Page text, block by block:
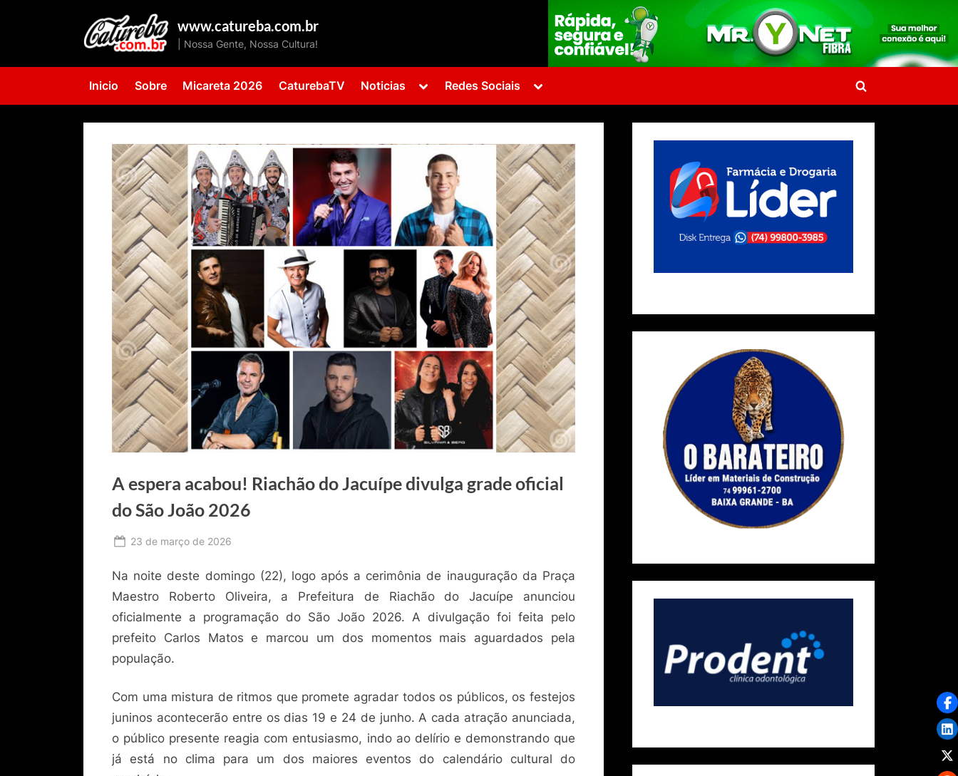
www.catureba.com.br
| Nossa Gente, Nossa Cultura!
Inicio Sobre Micareta 2026 CaturebaTV Noticias
Toggle
menu
Redes Sociais
Toggle
menu
Toggle
A espera acabou! Riachão do Jacuípe divulga grade oficial
do São João 2026
Posted
23 de março de 2026
Catureba
Na noite deste domingo (22), logo após a cerimônia de inauguração da Praça
Maestro Roberto Oliveira, a Prefeitura de Riachão do Jacuípe anunciou
oficialmente a programação do São João 2026. A divulgação foi feita pelo
prefeito Carlos Matos e marcou um dos momentos mais aguardados pela
população.
Com uma mistura de ritmos que promete agradar todos os públicos, os festejos
juninos acontecerão entre os dias 19 e 24 de junho. A cada atração anunciada,
o público presente reagia com entusiasmo, indo ao delírio e demonstrando que
já está no clima para um dos maiores eventos do calendário cultural do